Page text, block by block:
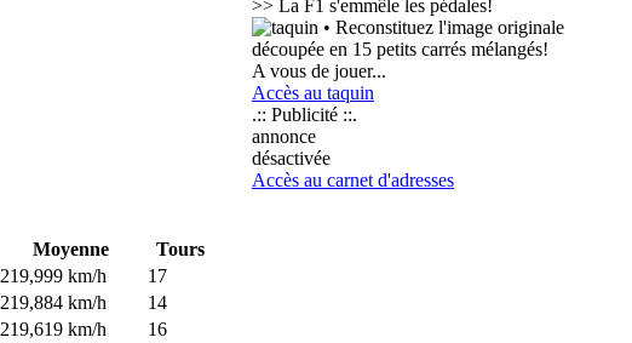
Moyenne
Tours
219,999 km/h
17
219,884 km/h
14
219,619 km/h
16
>> La F1 s'emmêle les pédales!
• Reconstituez l'image originale
découpée en 15 petits carrés mélangés!
A vous de jouer...
Accès au taquin
.:: Publicité ::.
annonce
désactivée
Accès au carnet d'adresses